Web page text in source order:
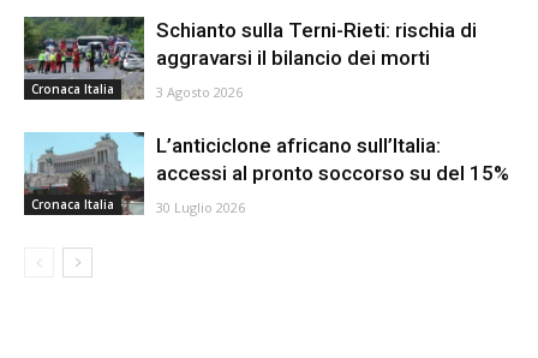
Cronaca Italia
Schianto sulla Terni-Rieti: rischia di
aggravarsi il bilancio dei morti
3 Agosto 2026
Cronaca Italia
L’anticiclone africano sull’Italia:
accessi al pronto soccorso su del 15%
30 Luglio 2026